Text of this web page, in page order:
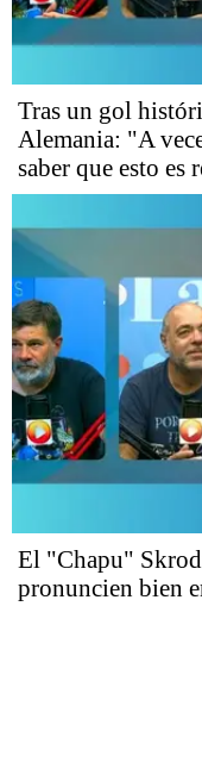
Tras un gol
Alemania: "A
saber que esto es
El "Chapu"
pronuncien bien